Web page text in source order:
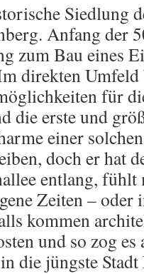
Siedlung
Anfang der
zum Bau eines
direkten
für
die erste und
einer
doch er hat
entlang, fühlt
Zeiten –
kommen
und so zog
die jüngste